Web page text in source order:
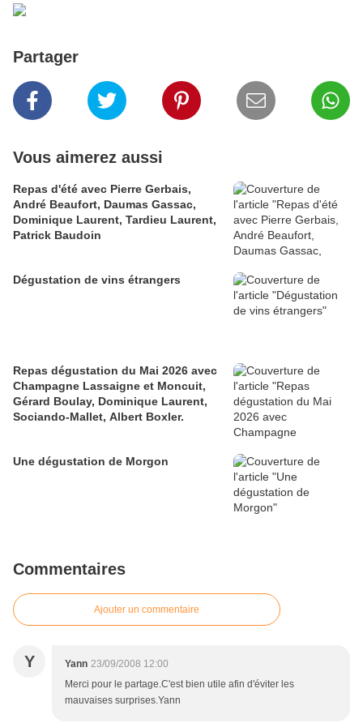
Partager
Vous aimerez aussi
Repas d'été avec Pierre Gerbais,
André Beaufort, Daumas Gassac,
Dominique Laurent, Tardieu Laurent,
Patrick Baudoin
Dégustation de vins étrangers
Repas dégustation du Mai 2026 avec
Champagne Lassaigne et Moncuit,
Gérard Boulay, Dominique Laurent,
Sociando-Mallet, Albert Boxler.
Une dégustation de Morgon
Commentaires
Ajouter un commentaire
Y Yann 23/09/2008 12:00
Merci pour le partage.C'est bien utile afin d'éviter les
mauvaises surprises.Yann